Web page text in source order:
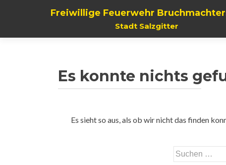
Freiwillige Feuerwehr
Stadt Salzgitter
Es konnte nichts
Es sieht so aus, als ob wir nicht das finden
Suchen
nach: